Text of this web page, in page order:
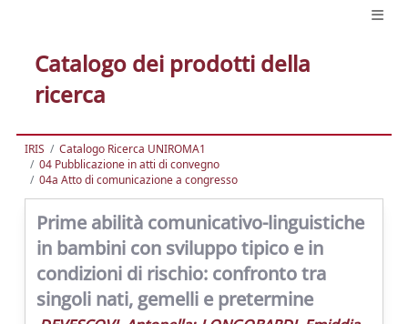
Catalogo dei prodotti della
ricerca
IRIS
Catalogo Ricerca UNIROMA1
04 Pubblicazione in atti di convegno
04a Atto di comunicazione a congresso
Prime abilità comunicativo-linguistiche
in bambini con sviluppo tipico e in
condizioni di rischio: confronto tra
singoli nati, gemelli e pretermine